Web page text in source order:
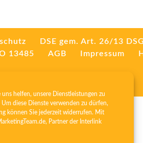
helfen, unsere Dienstleistungen zu
diese Dienste verwenden zu dürfen,
können Sie jederzeit widerrufen. Mit
, Partner der Interlink
DSE gem. Art. 26/13
13485
AGB Impressum